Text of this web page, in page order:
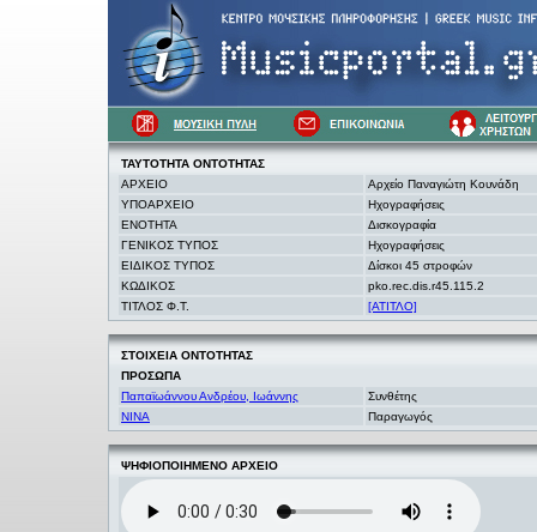
ΤΑΥΤΟΤΗΤΑ ΟΝΤΟΤΗΤΑΣ
ΑΡΧΕΙΟ
Αρχείο Παναγιώτη Κουνάδη
ΥΠΟΑΡΧΕΙΟ
Ηχογραφήσεις
ΕΝΟΤΗΤΑ
Δισκογραφία
ΓΕΝΙΚΟΣ ΤΥΠΟΣ
Ηχογραφήσεις
ΕΙΔΙΚΟΣ ΤΥΠΟΣ
Δίσκοι 45 στροφών
ΚΩΔΙΚΟΣ
pko.rec.dis.r45.115.2
ΤΙΤΛΟΣ Φ.Τ.
[ΑΤΙΤΛΟ]
ΣΤΟΙΧΕΙΑ ΟΝΤΟΤΗΤΑΣ
ΠΡΟΣΩΠΑ
Παπαϊωάννου Ανδρέου, Ιωάννης
Συνθέτης
NINA
Παραγωγός
ΨΗΦΙΟΠΟΙΗΜΕΝΟ ΑΡΧΕΙΟ